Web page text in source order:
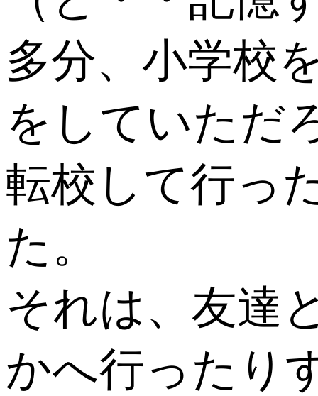
多分、小学校
をしていただ
転校して行っ
た。
それは、友達
かへ行ったり